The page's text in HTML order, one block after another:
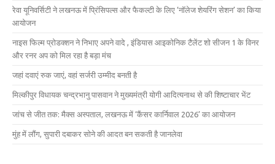
रेवा यूनिवर्सिटी ने लखनऊ में प्रिंसिपल्स और फैकल्टी के लिए ‘नॉलेज शेयरिंग सेशन’ का किया
आयोजन
नाइस फिल्म प्रोडक्शन ने निभाए अपने वादे , इंडियास आइकोनिक टैलेंट शो सीजन 1 के विनर
और रनर अप को मिल रहा है बड़ा मंच
जहां दवाएं रुक जाएं, वहां सर्जरी उम्मीद बनती है
मिल्कीपुर विधायक चन्द्रभानु पासवान ने मुख्यमंत्री योगी आदित्यनाथ से की शिष्टाचार भेंट
जांच से जीत तक: मैक्स अस्पताल, लखनऊ में ‘कैंसर कार्निवाल 2026’ का आयोजन
मुंह में लौंग, सुपारी दबाकर सोने की आदत बन सकती है जानलेवा